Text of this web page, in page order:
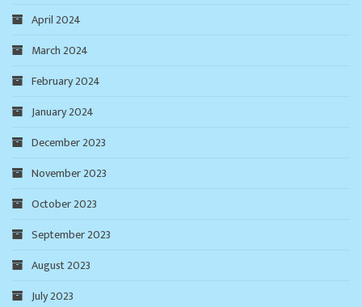
April 2024
March 2024
February 2024
January 2024
December 2023
November 2023
October 2023
September 2023
August 2023
July 2023